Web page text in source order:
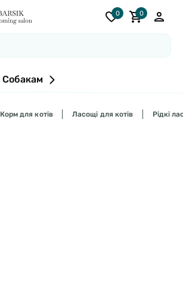
0 0
Собакам
Корм для котів Ласощі для котів Рідкі